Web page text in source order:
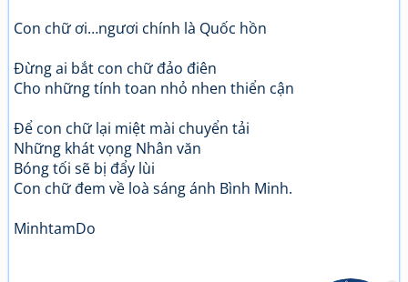
Con chữ ơi…ngươi chính là Quốc hồn
Đừng ai bắt con chữ đảo điên
Cho những tính toan nhỏ nhen thiển cận
Để con chữ lại miệt mài chuyển tải
Những khát vọng Nhân văn
Bóng tối sẽ bị đẩy lùi
Con chữ đem về loà sáng ánh Bình Minh.
MinhtamDo